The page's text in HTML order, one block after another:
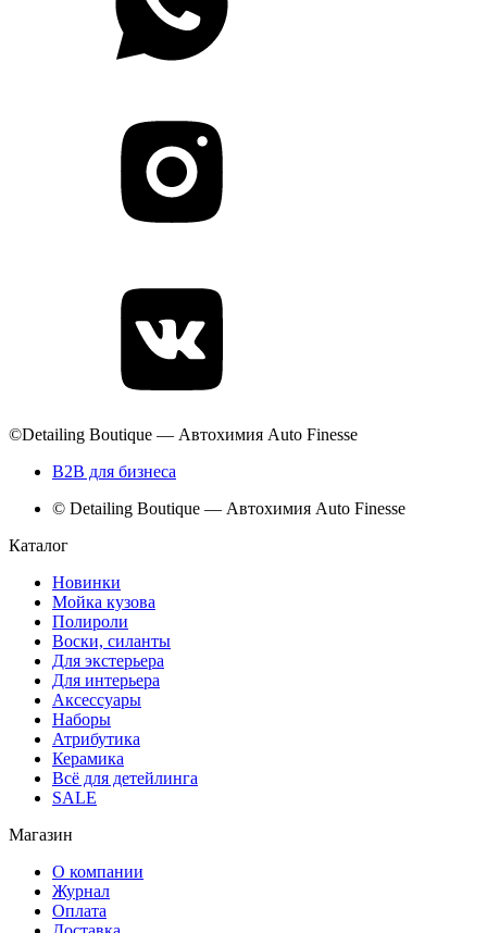
©Detailing Boutique — Автохимия Auto Finesse
B2B для бизнеса
© Detailing Boutique — Автохимия Auto Finesse
Каталог
Новинки
Мойка кузова
Полироли
Воски, силанты
Для экстерьера
Для интерьера
Аксессуары
Наборы
Атрибутика
Керамика
Всё для детейлинга
SALE
Магазин
О компании
Журнал
Оплата